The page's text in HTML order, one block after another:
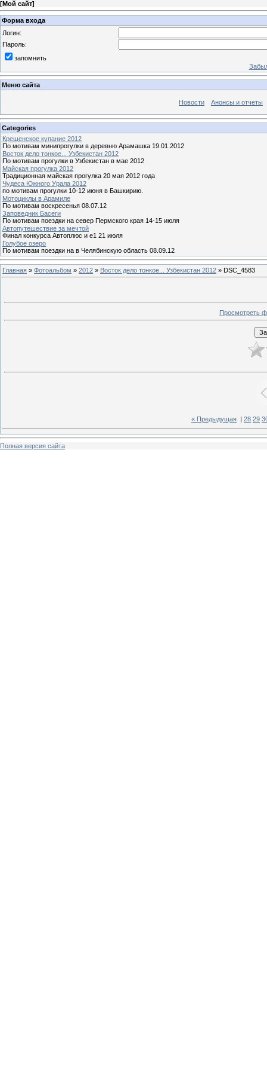
[Мой сайт]
Форма входа
Логин:
Пароль:
запомнить
Меню сайта
Новости Анонсы и отчеты
Categories
Крещенское купание 2012
По мотивам минипрогулки в деревню Арамашка 19.01.2012
Восток дело тонкое... Узбекистан 2012
По мотивам прогулки в Узбекистан в мае 2012
Майская прогулка 2012
Традиционная майская прогулка 20 мая 2012 года
Чудеса Южного Урала 2012
по мотивам прогулки 10-12 июня в Башкирию.
Мотоциклы в Арамиле
По мотивам воскресенья 08.07.12
Заповедник Басеги
По мотивам поездки на север Пермского края 14-15 июля
Автопутешествие за мечтой
Финал конкурса Автоплюс и е1 21 июля
Голубое озеро
По мотивам поездки на в Челябинскую область 08.09.12
Главная » Фотоальбом » 2012 » Восток дело тонкое... Узбекистан 2012 » DSC_4583
Просмотреть
« Предыдущая 28 29
Полная версия сайта